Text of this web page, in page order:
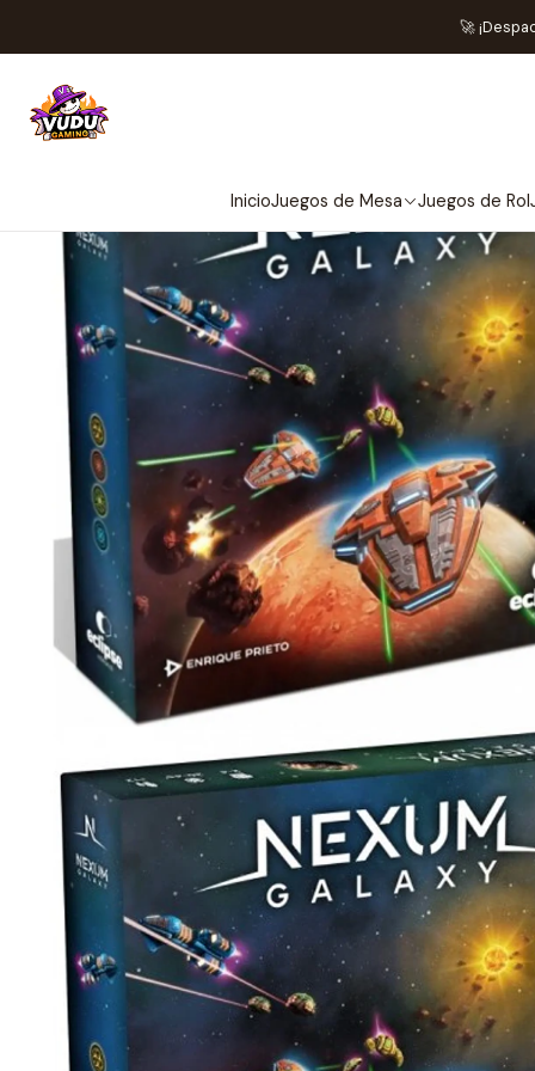
InicioJuegos de Mesa Juegos de Rol
🚀